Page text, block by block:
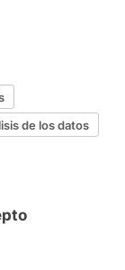
de los datos